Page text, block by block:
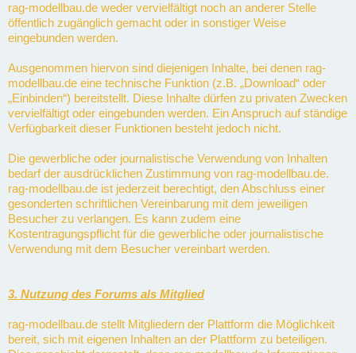
rag-modellbau.de weder vervielfältigt noch an anderer Stelle
öffentlich zugänglich gemacht oder in sonstiger Weise
eingebunden werden.
Ausgenommen hiervon sind diejenigen Inhalte, bei denen rag-
modellbau.de eine technische Funktion (z.B. „Download“ oder
„Einbinden“) bereitstellt. Diese Inhalte dürfen zu privaten Zwecken
vervielfältigt oder eingebunden werden. Ein Anspruch auf ständige
Verfügbarkeit dieser Funktionen besteht jedoch nicht.
Die gewerbliche oder journalistische Verwendung von Inhalten
bedarf der ausdrücklichen Zustimmung von rag-modellbau.de.
rag-modellbau.de ist jederzeit berechtigt, den Abschluss einer
gesonderten schriftlichen Vereinbarung mit dem jeweiligen
Besucher zu verlangen. Es kann zudem eine
Kostentragungspflicht für die gewerbliche oder journalistische
Verwendung mit dem Besucher vereinbart werden.
3. Nutzung des Forums als Mitglied
rag-modellbau.de stellt Mitgliedern der Plattform die Möglichkeit
bereit, sich mit eigenen Inhalten an der Plattform zu beteiligen.